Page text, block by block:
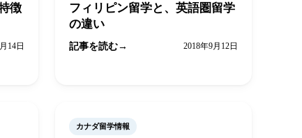
徴
14日
フィリピン留学と、英語圏留学
の違い
記事を読む 2018年9月12日
カナダ留学情報